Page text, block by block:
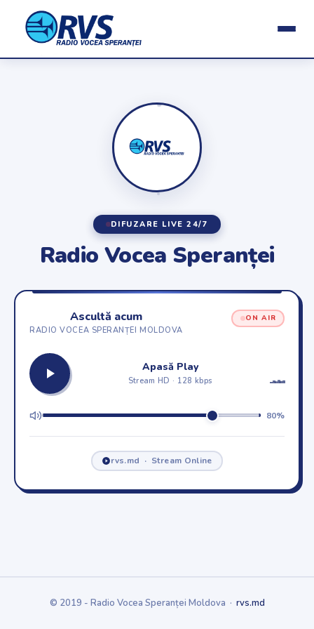
DIFUZARE LIVE 24/7
Radio Vocea Speranței
Ascultă acum
RADIO VOCEA SPERANȚEI MOLDOVA
ON AIR
Apasă Play
Stream HD · 128 kbps
80%
rvs.md · Stream Online
© 2019 - Radio Vocea Speranței Moldova · rvs.md